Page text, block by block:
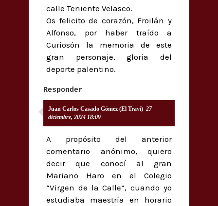
calle Teniente Velasco.
Os felicito de corazón, Froilán y
Alfonso, por haber traído a
Curiosón la memoria de este
gran personaje, gloria del
deporte palentino.
Responder
Juan Carlos Casado Gómez (El Travi) 27
diciembre, 2024 18:09
A propósito del anterior
comentario anónimo, quiero
decir que conocí al gran
Mariano Haro en el Colegio
“Virgen de la Calle”, cuando yo
estudiaba maestría en horario